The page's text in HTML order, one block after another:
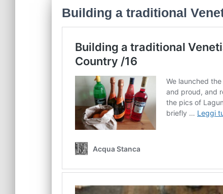
Building a traditional